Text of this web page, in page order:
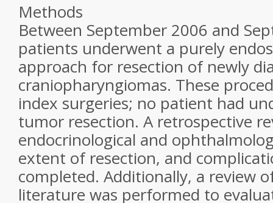
Methods
Between September 2006 and
patients underwent a purely
approach for resection of newly
craniopharyngiomas. These
index surgeries; no patient had
tumor resection. A retrospective
endocrinological and
extent of resection, and
completed. Additionally, a review
literature was performed to